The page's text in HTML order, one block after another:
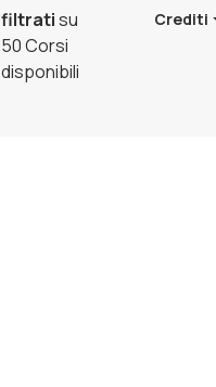
filtratisu
50 Corsi
disponibili
Crediti